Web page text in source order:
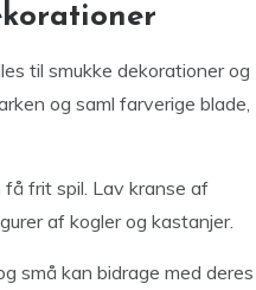
til smukke dekorationer og
og saml farverige blade,
frit spil. Lav kranse af
af kogler og kastanjer.
små kan bidrage med deres